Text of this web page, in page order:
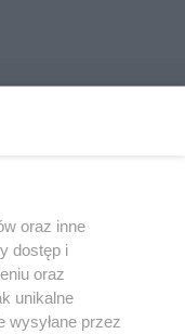
Dystrybucja
Prywatności
oraz inne
dostęp i
oraz
unikalne
wysyłane przez